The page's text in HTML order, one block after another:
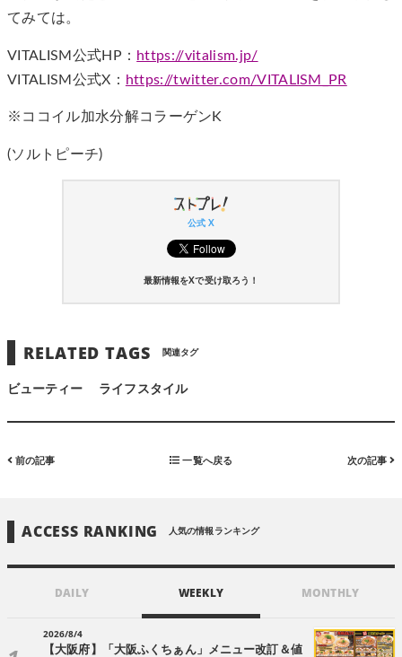
てみては。
VITALISM公式HP： https://vitalism.jp/
VITALISM公式X： https://twitter.com/VITALISM_PR
※ココイル加水分解コラーゲンK
(ソルトピーチ)
公式 X
最新情報をXで受け取ろう！
RELATED TAGS 関連タグ
ビューティー ライフスタイル
前の記事 一覧へ戻る 次の記事
ACCESS RANKING 人気の情報ランキング
DAILY WEEKLY MONTHLY
2026/8/4
【大阪府】「大阪ふくちぁん」メニュー改訂＆値